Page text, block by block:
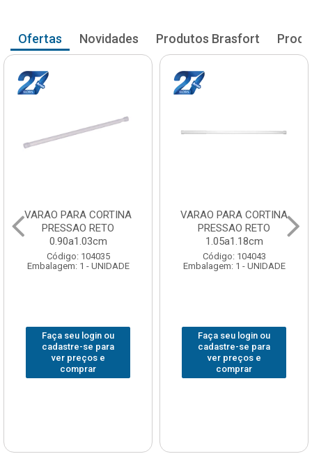
Ofertas Novidades Produtos Brasfort
VARAO PARA CORTINA
PRESSAO RETO
0.90a1.03cm
Código: 104035
Embalagem: 1 - UNIDADE
Faça seu login ou
cadastre-se para
ver preços e
comprar
VARAO PARA CORTINA
PRESSAO RETO
1.05a1.18cm
Código: 104043
Embalagem: 1 - UNIDADE
Faça seu login ou
cadastre-se para
ver preços e
comprar